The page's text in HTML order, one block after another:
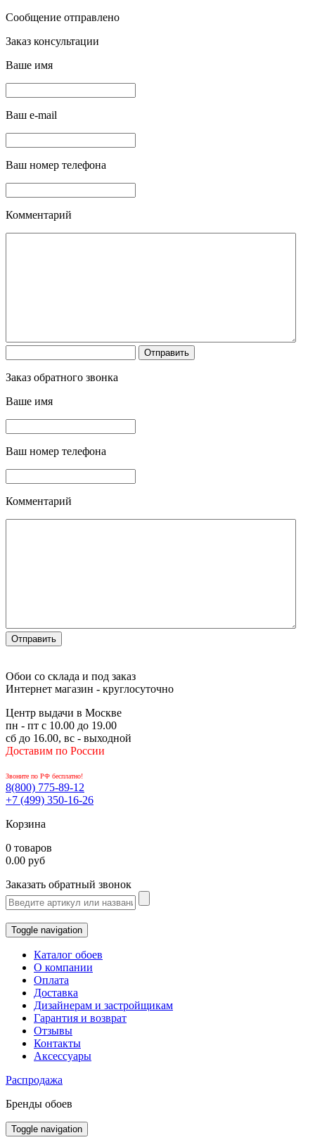
Сообщение отправлено
Заказ консультации
Ваше имя
Ваш e-mail
Ваш номер телефона
Комментарий
Заказ обратного звонка
Ваше имя
Ваш номер телефона
Комментарий
Обои со склада и под заказ
Интернет магазин - круглосуточно
Центр выдачи в Москве
пн - пт с 10.00 до 19.00
сб до 16.00, вс - выходной
Доставим по России
Звоните по РФ бесплатно!
8(800) 775-89-12
+7 (499) 350-16-26
Корзина
0 товаров
0.00 руб
Заказать обратный звонок
Toggle navigation
Каталог обоев
О компании
Оплата
Доставка
Дизайнерам и застройщикам
Гарантия и возврат
Отзывы
Контакты
Аксессуары
Распродажа
Бренды обоев
Toggle navigation